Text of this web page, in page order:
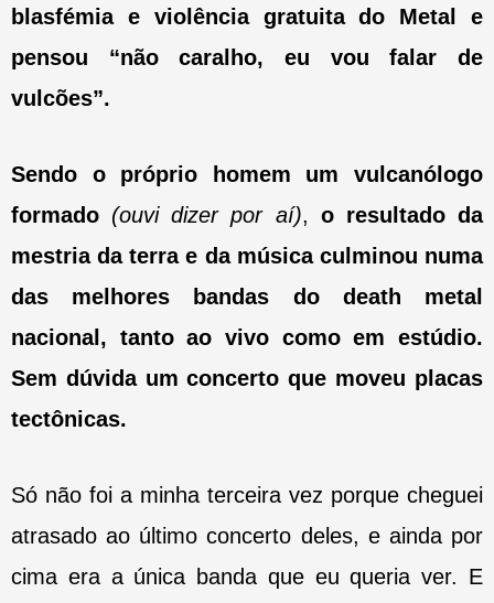
blasfémia e violência gratuita do Metal e
pensou “não caralho, eu vou falar de
vulcões”.
Sendo o próprio homem um vulcanólogo
formado (ouvi dizer por aí), o resultado da
mestria da terra e da música culminou numa
das melhores bandas do death metal
nacional, tanto ao vivo como em estúdio.
Sem dúvida um concerto que moveu placas
tectônicas.
Só não foi a minha terceira vez porque cheguei
atrasado ao último concerto deles, e ainda por
cima era a única banda que eu queria ver. E